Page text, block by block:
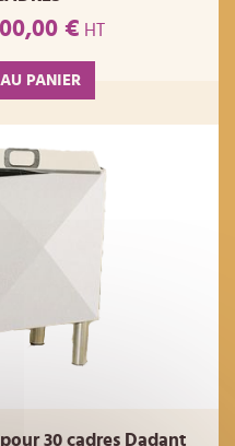
€ HT
PANIER
30 cadres Dadant